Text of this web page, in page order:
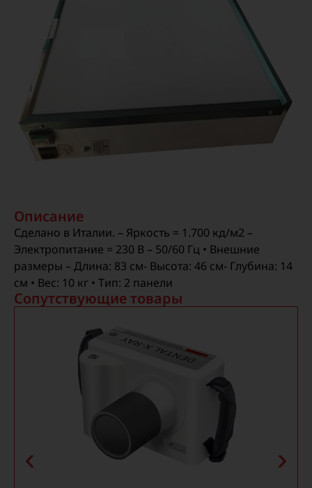
Описание
Сделано в Италии. – Яркость = 1.700 кд/м2 –
Электропитание = 230 В – 50/60 Гц • Внешние
размеры – Длина: 83 см- Высота: 46 см- Глубина: 14
см • Вес: 10 кг • Тип: 2 панели
Сопутствующие товары